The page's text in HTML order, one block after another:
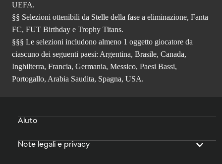
UEFA.
§§ Selezioni ottenibili da Stelle della fase a eliminazione, Fanta
FC, FUT Birthday e Trophy Titans.
§§§ Le selezioni includono almeno 1 oggetto giocatore da
ciascuno dei seguenti paesi: Argentina, Brasile, Canada,
Inghilterra, Francia, Germania, Messico, Paesi Bassi,
Portogallo, Arabia Saudita, Spagna, USA.
Aiuto
Note legali e privacy